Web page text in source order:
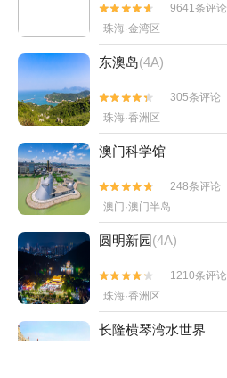


9641条评论
珠海·金湾区
东澳岛(4A)


305条评论
珠海·香洲区
澳门科学馆


248条评论
澳门·澳门半岛
圆明新园 (4A)


1210条评论
珠海·香洲区
长隆横琴湾水世界